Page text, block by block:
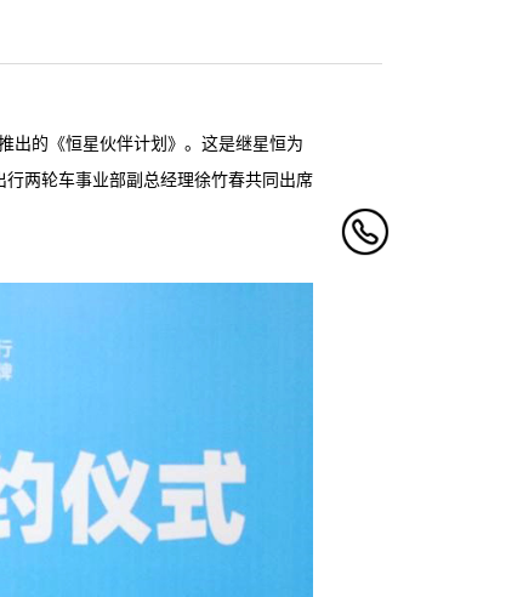
出的《恒星伙伴计划》。这是继星恒为
两轮车事业部副总经理徐竹春共同出席